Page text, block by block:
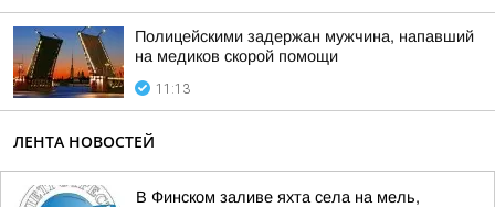
Полицейскими задержан мужчина, напавший
на медиков скорой помощи
11:13
ЛЕНТА НОВОСТЕЙ
В Финском заливе яхта села на мель,